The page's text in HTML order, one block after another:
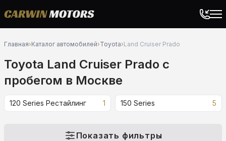
Главная›Каталог автомобилей›Toyota›Land Cruiser Prado
Toyota Land Cruiser Prado c
пробегом в Москве
120 Series Рестайлинг 1 150 Series 5
Показать фильтры